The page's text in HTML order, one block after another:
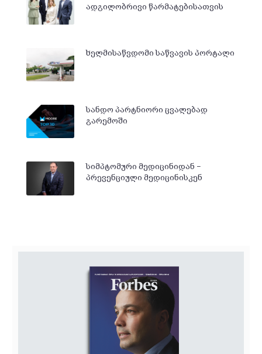
ადგილობრივი წარმატებისათვის
ხელმისაწვდომი საწვავის პორტალი
სანდო პარტნიორი ცვალებად
გარემოში
სიმპტომური მედიცინიდან −
პრევენციული მედიცინისკენ